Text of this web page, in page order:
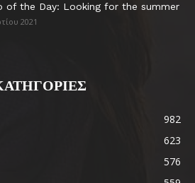
of the Day: Looking for the summer
2021
982
623
576